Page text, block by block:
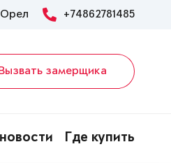
Орел +74862781485
замерщика
Где купить